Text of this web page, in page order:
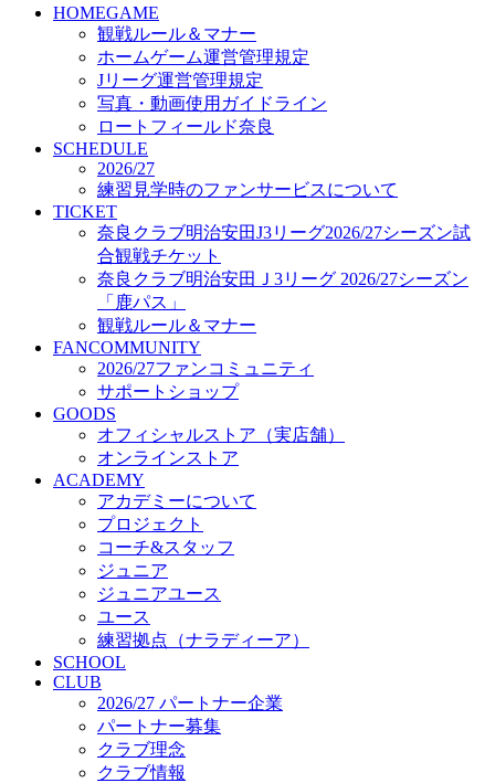
サポートショップ
GOODS
オフィシャルストア（実店舗）
オンラインストア
ACADEMY
アカデミーについて
プロジェクト
コーチ&スタッフ
ジュニア
ジュニアユース
ユース
練習拠点（ナラディーア）
SCHOOL
2026/27 パートナー企業
パートナー募集
クラブ理念
クラブ情報
サステナビリティ
Web制作支援
応援プロジェクト
HOMEGAME
観戦ルール＆マナー
ホームゲーム運営管理規定
Jリーグ運営管理規定
写真・動画使用ガイドライン
ロートフィールド奈良
SCHEDULE
2026/27
練習見学時のファンサービスについて
TICKET
奈良クラブ明治安田J3リーグ2026/27シーズン試
合観戦チケット
奈良クラブ明治安田Ｊ3リーグ 2026/27シーズン
「鹿パス」
観戦ルール＆マナー
FANCOMMUNITY
2026/27ファンコミュニティ
サポートショップ
GOODS
オフィシャルストア（実店舗）
オンラインストア
ACADEMY
アカデミーについて
プロジェクト
コーチ&スタッフ
ジュニア
ジュニアユース
ユース
練習拠点（ナラディーア）
SCHOOL
CLUB
2026/27 パートナー企業
パートナー募集
クラブ理念
クラブ情報